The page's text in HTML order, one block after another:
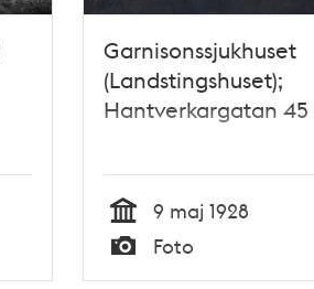
Garnisonssjukhuset
(Landstingshuset);
Hantverkargatan 45
Tid
9 maj 1928
Typ
Foto